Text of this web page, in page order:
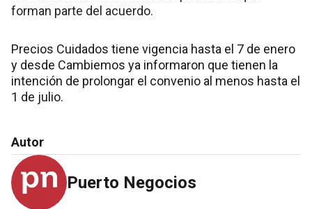
forman parte del acuerdo.
Precios Cuidados tiene vigencia hasta el 7 de enero
y desde Cambiemos ya informaron que tienen la
intención de prolongar el convenio al menos hasta el
1 de julio.
Autor
Puerto Negocios